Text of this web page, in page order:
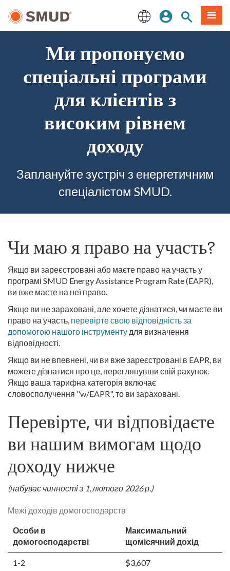
до
English
Увійдіть
Пошук по
Меню
Ми пропонуємо
спеціальні програми
для клієнтів з
високим рівнем
доходу
Заплануйте зустріч з енергетичним
спеціалістом SMUD.
Чи маю я право на участь?
Якщо ви зареєстровані або маєте право на участь у
програмі SMUD Energy Assistance Program Rate (EAPR),
ви вже маєте на неї право.
Якщо ви не зараховані, але хочете дізнатися, чи маєте ви
право на участь, перевірте свою відповідність за
допомогою нашого інструменту для визначення
відповідності.
Якщо ви не впевнені, чи ви вже зареєстровані в EAPR, ви
можете дізнатися про це, переглянувши свій рахунок.
Якщо ваша тарифна категорія включає
словосполучення "w/EAPR", то ви зараховані.
Перевірте, чи відповідаєте
ви нашим вимогам щодо
доходу нижче
(набуває чинності з 1, лютого 2026 р.)
Межі доходів домогосподарств
Особи в
домогосподарстві
Максимальний
щомісячний дохід
1-2 $3,607